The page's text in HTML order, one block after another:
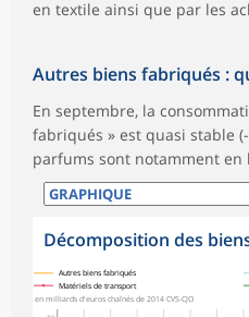
en textile ainsi que par les
Autres biens fabriqués :
En septembre, la
fabriqués » est quasi stable
parfums sont notamment en
Décomposition des
en milliards d'euros chaînés de 2014 CVS-CJO
Autres biens fabriqués
Matériels de transport